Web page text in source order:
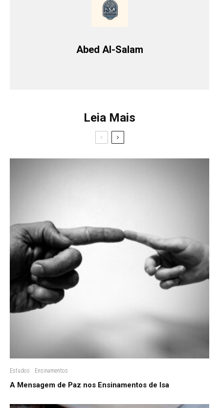
Abed Al-Salam
Leia Mais
Estudos Ensinamentos
A Mensagem de Paz nos Ensinamentos de Isa